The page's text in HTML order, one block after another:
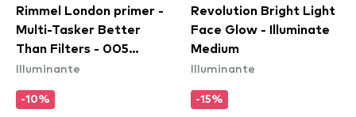
Rimmel London primer -
Multi-Tasker Better
Than Filters - 005
Medium
Illuminante
-10%
Revolution Bright Light
Face Glow - Illuminate
Medium
Illuminante
-15%